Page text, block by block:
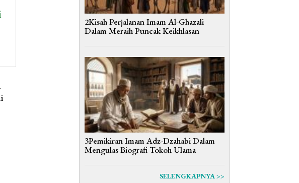
2Kisah Perjalanan Imam Al-Ghazali
Dalam Meraih Puncak Keikhlasan
3Pemikiran Imam Adz-Dzahabi Dalam
Mengulas Biografi Tokoh Ulama
SELENGKAPNYA >>